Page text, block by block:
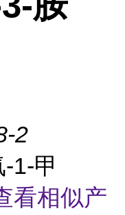
2
1-甲
看相似产